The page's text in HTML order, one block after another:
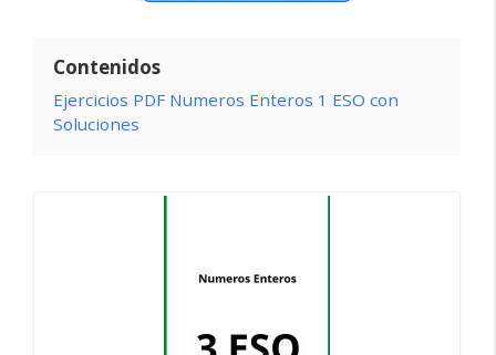
Contenidos
Ejercicios PDF Numeros Enteros 1 ESO con
Soluciones